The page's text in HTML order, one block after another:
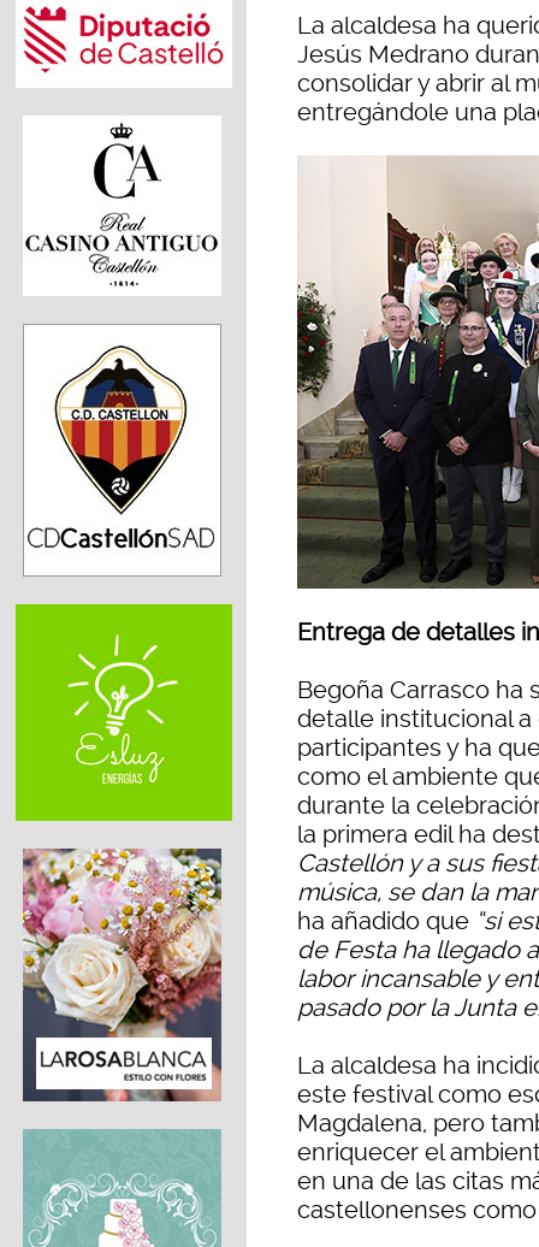
La alcaldesa ha
Jesús Medrano
consolidar y abrir al
entregándole una
Entrega de detalles
Begoña Carrasco ha
detalle institucional
participantes y ha
como el ambiente
durante la
la primera edil ha
Castellón y a sus
música, se dan la
ha añadido que “si
de Festa ha llegado
labor incansable y
pasado por la Junta
La alcaldesa ha
este festival como
Magdalena, pero
enriquecer el
en una de las citas
castellonenses